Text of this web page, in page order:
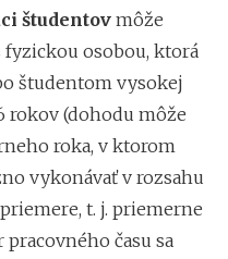
študentov môže
fyzickou osobou, ktorá
študentom vysokej
rokov (dohodu môže
roka, v ktorom
vykonávať v rozsahu
t. j. priemerne
času sa